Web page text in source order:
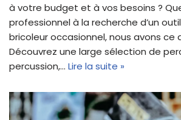
à votre budget et à vos besoins ?
professionnel à la recherche d’un
bricoleur occasionnel, nous avons ce
Découvrez une large sélection de
percussion,… Lire la suite »